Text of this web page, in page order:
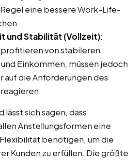
eine bessere Work-Life-
und Stabilität (Vollzeit):
von stabileren
Einkommen, müssen jedoch
auf die Anforderungen des
lässt sich sagen, dass
Anstellungsformen eine
benötigen, um die
Kunden zu erfüllen. Die größte